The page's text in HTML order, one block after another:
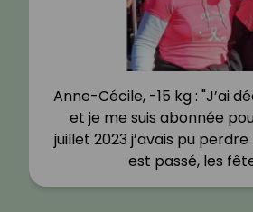
Anne-Cécile, -15 kg : "J’ai
et je me suis abonnée
juillet 2023 j’avais pu perdre
est passé, les